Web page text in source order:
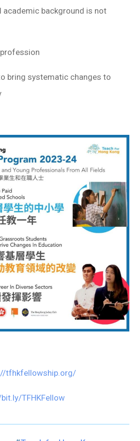
academic background is not
profession
bring systematic changes to
tfhkfellowship.org/
TFHKFellow